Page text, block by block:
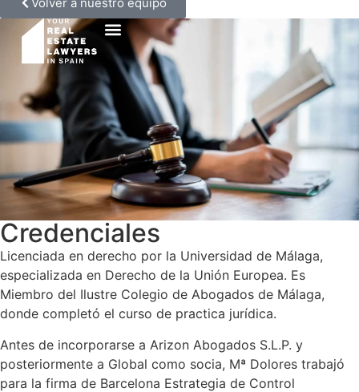
Volver a nuestro equipo
Credenciales
Licenciada en derecho por la Universidad de Málaga,
especializada en Derecho de la Unión Europea. Es
Miembro del Ilustre Colegio de Abogados de Málaga,
donde completó el curso de practica jurídica.
Antes de incorporarse a Arizon Abogados S.L.P. y
posteriormente a Global como socia, Mª Dolores trabajó
para la firma de Barcelona Estrategia de Control